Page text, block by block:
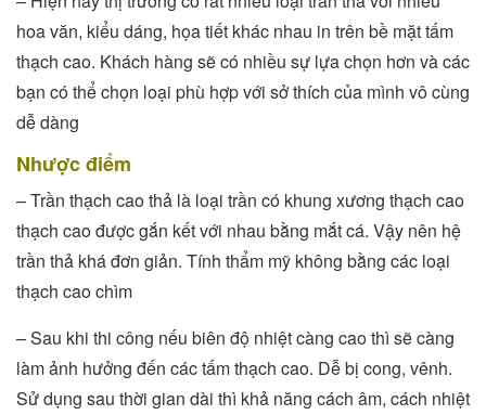
hoa văn, kiểu dáng, họa tiết khác nhau in trên bề mặt tấm
thạch cao. Khách hàng sẽ có nhiều sự lựa chọn hơn và các
bạn có thể chọn loại phù hợp với sở thích của mình vô cùng
dễ dàng
Nhược điểm
– Trần thạch cao thả là loại trần có khung xương thạch cao
thạch cao được gắn kết với nhau bằng mắt cá. Vậy nên hệ
trần thả khá đơn giản. Tính thẩm mỹ không bằng các loại
thạch cao chìm
– Sau khi thi công nếu biên độ nhiệt càng cao thì sẽ càng
làm ảnh hưởng đến các tấm thạch cao. Dễ bị cong, vênh.
Sử dụng sau thời gian dài thì khả năng cách âm, cách nhiệt